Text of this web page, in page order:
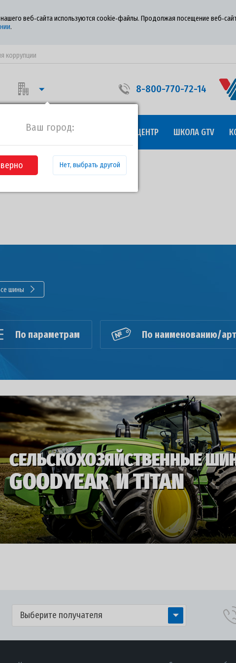
веб‑сайта используются cookie‑файлы. Продолжая посещение
.
коррупции
Ваш город:
Нет, выбрать другой
8-800-770-72-14
СОТРУДНИЧЕСТВО ПРЕСС-ЦЕНТР ШКОЛА GTV
шины
По параметрам По наименованию/
Выберите получателя